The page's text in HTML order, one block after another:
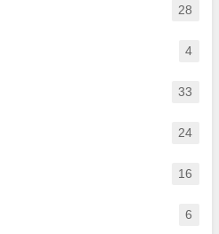
28
4
33
24
16
6